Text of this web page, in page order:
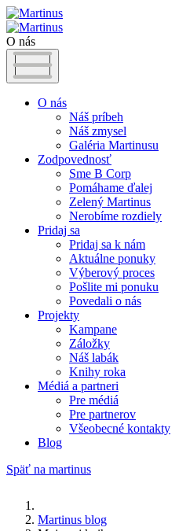
O nás
O nás
Náš príbeh
Náš zmysel
Galéria Martinusu
Zodpovednosť
Sme B Corp
Pomáhame ďalej
Zelený Martinus
Nerobíme rozdiely
Pridaj sa
Pridaj sa k nám
Aktuálne ponuky
Výberový proces
Pošlite mi ponuku
Povedali o nás
Projekty
Kampane
Záložky
Náš labák
Knihy roka
Médiá a partneri
Pre médiá
Pre partnerov
Všeobecné kontakty
Blog
Späť na martinus
Martinus blog